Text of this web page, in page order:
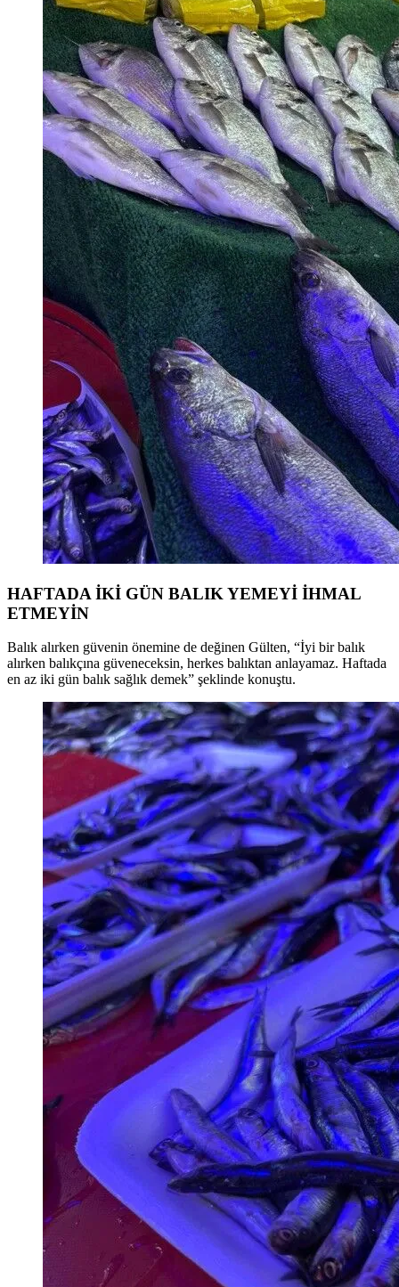
HAFTADA İKİ GÜN BALIK YEMEYİ İHMAL
ETMEYİN
Balık alırken güvenin önemine de değinen Gülten, “İyi bir balık
alırken balıkçına güveneceksin, herkes balıktan anlayamaz. Haftada
en az iki gün balık sağlık demek” şeklinde konuştu.